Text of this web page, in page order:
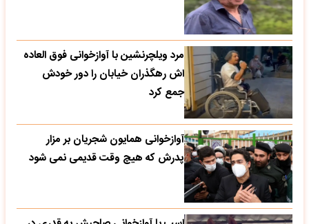
مرد ویلچرنشین با آوازخوانی فوق العاده
اش رهگذران خیابان را دور خودش
جمع کرد
آوازخوانی همایون شجریان بر مزار
پدرش که هیچ وقت قدیمی نمی شود